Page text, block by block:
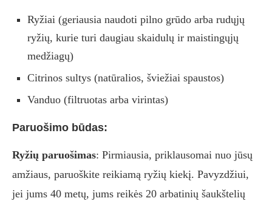
Ryžiai (geriausia naudoti pilno grūdo arba rudųjų
ryžių, kurie turi daugiau skaidulų ir maistingųjų
medžiagų)
Citrinos sultys (natūralios, šviežiai spaustos)
Vanduo (filtruotas arba virintas)
Paruošimo būdas:
Ryžių paruošimas: Pirmiausia, priklausomai nuo jūsų
amžiaus, paruoškite reikiamą ryžių kiekį. Pavyzdžiui,
jei jums 40 metų, jums reikės 20 arbatinių šaukštelių